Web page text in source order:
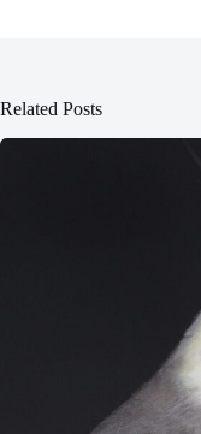
Related Posts